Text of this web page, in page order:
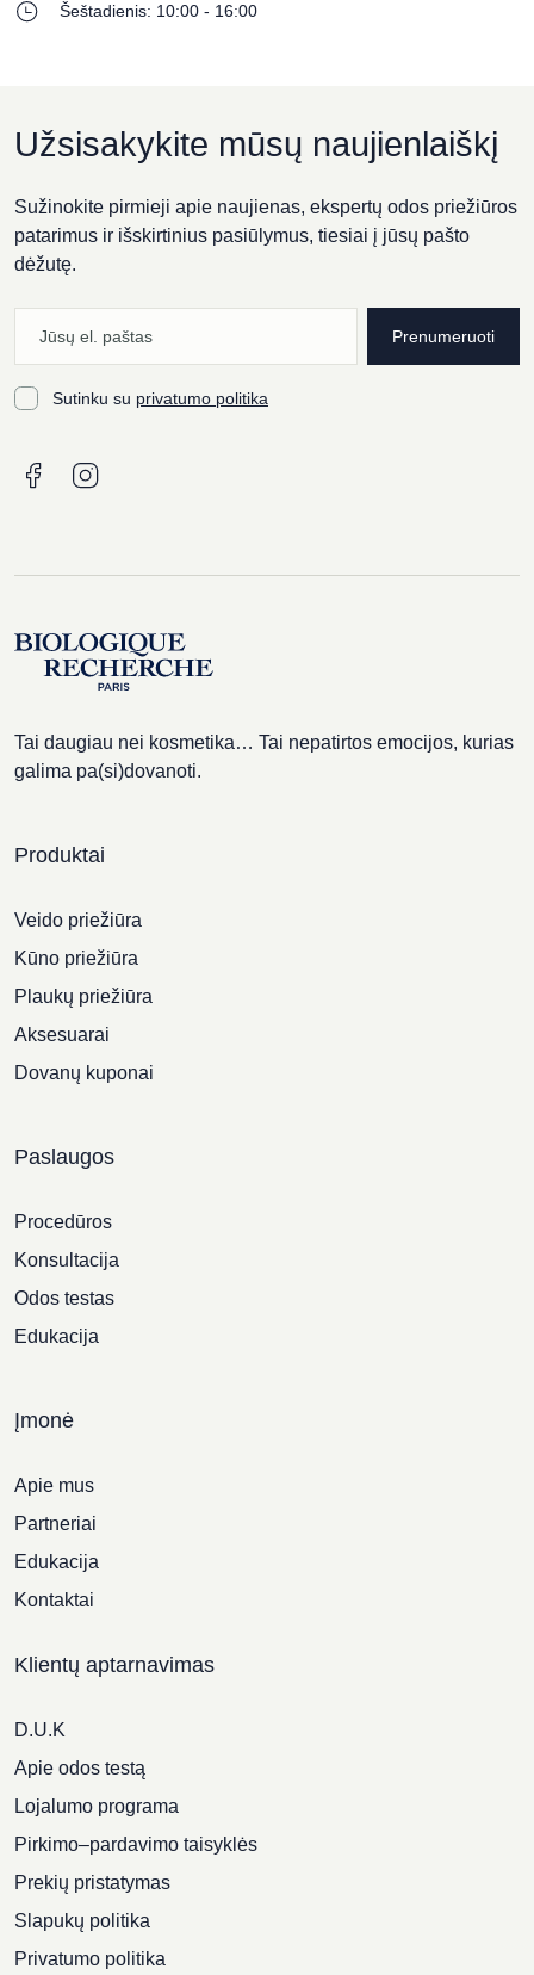
Šeštadienis: 10:00 - 16:00
Užsisakykite mūsų naujienlaiškį
Sužinokite pirmieji apie naujienas, ekspertų odos priežiūros
patarimus ir išskirtinius pasiūlymus, tiesiai į jūsų pašto
dėžutę.
Prenumeruoti
Sutinku su privatumo politika
Tai daugiau nei kosmetika… Tai nepatirtos emocijos, kurias
galima pa(si)dovanoti.
Produktai
Veido priežiūra
Kūno priežiūra
Plaukų priežiūra
Aksesuarai
Dovanų kuponai
Paslaugos
Procedūros
Konsultacija
Odos testas
Edukacija
Įmonė
Apie mus
Partneriai
Edukacija
Kontaktai
Klientų aptarnavimas
D.U.K
Apie odos testą
Lojalumo programa
Pirkimo–pardavimo taisyklės
Prekių pristatymas
Slapukų politika
Privatumo politika